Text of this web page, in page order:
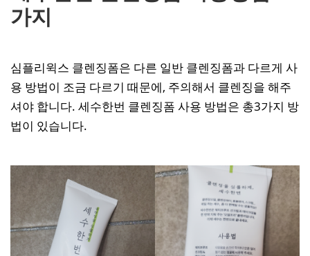
가지
심플리윅스 클렌징폼은 다른 일반 클렌징폼과 다르게 사
용 방법이 조금 다르기 때문에, 주의해서 클렌징을 해주
셔야 합니다. 세수한번 클렌징폼 사용 방법은 총3가지 방
법이 있습니다.